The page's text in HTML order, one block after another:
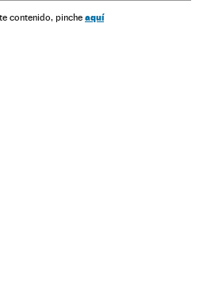
contenido, pinche aquí